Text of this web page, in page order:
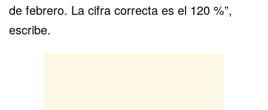
de febrero. La cifra correcta es el 120 %”,
escribe.